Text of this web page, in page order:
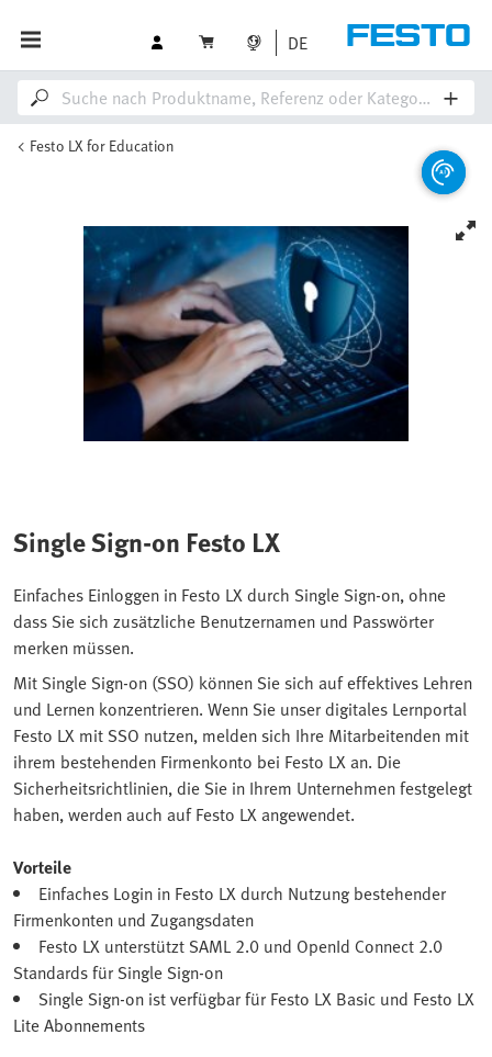
DE
Festo LX for Education
Single Sign-on Festo LX
Einfaches Einloggen in Festo LX durch Single Sign-on, ohne
dass Sie sich zusätzliche Benutzernamen und Passwörter
merken müssen.
Mit Single Sign-on (SSO) können Sie sich auf effektives Lehren
und Lernen konzentrieren. Wenn Sie unser digitales Lernportal
Festo LX mit SSO nutzen, melden sich Ihre Mitarbeitenden mit
ihrem bestehenden Firmenkonto bei Festo LX an. Die
Sicherheitsrichtlinien, die Sie in Ihrem Unternehmen festgelegt
haben, werden auch auf Festo LX angewendet.
Vorteile
Einfaches Login in Festo LX durch Nutzung bestehender
Firmenkonten und Zugangsdaten
Festo LX unterstützt SAML 2.0 und OpenId Connect 2.0
Standards für Single Sign-on
Single Sign-on ist verfügbar für Festo LX Basic und Festo LX
Lite Abonnements